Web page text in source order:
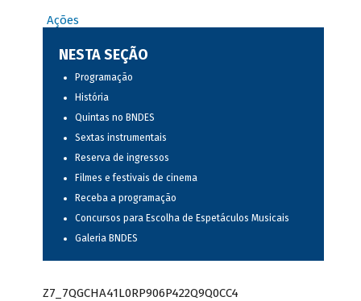
Ações
NESTA SEÇÃO
Programação
História
Quintas no BNDES
Sextas instrumentais
Reserva de ingressos
Filmes e festivais de cinema
Receba a programação
Concursos para Escolha de Espetáculos Musicais
Galeria BNDES
Z7_7QGCHA41L0RP906P422Q9Q0CC4